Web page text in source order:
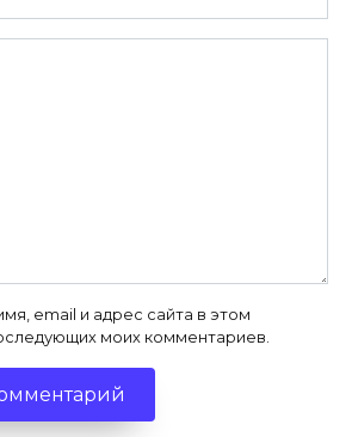
email и адрес сайта в этом
моих комментариев.